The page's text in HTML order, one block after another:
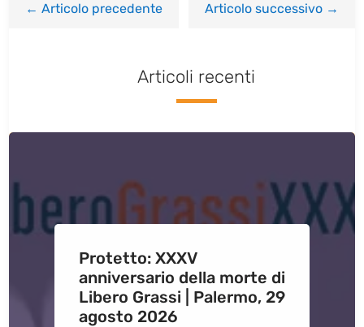
←Articolo precedente Articolo successivo→
Articoli recenti
Protetto: XXXV
anniversario della morte di
Libero Grassi | Palermo, 29
agosto 2026